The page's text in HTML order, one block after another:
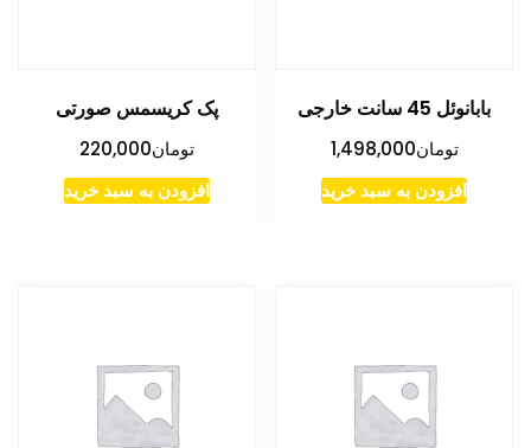
بابانوئل 45 سانت خارجی
تومان1,498,000
افزودن به سبد خرید
پک کریسمس صورتی
تومان220,000
افزودن به سبد خرید